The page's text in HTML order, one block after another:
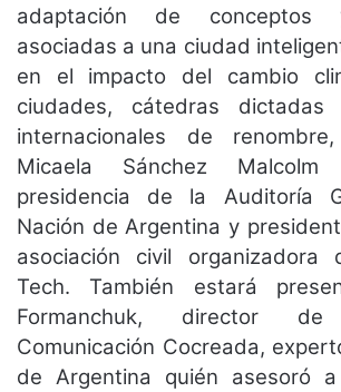
adaptación de conceptos
asociadas a una ciudad
en el impacto del cambio
ciudades, cátedras dictadas
internacionales de
Micaela Sánchez
presidencia de la Auditoría
Nación de Argentina y
asociación civil organizadora
Tech. También estará
Formanchuk, director de
Comunicación Cocreada,
de Argentina quién asesoró